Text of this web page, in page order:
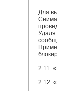
Для
2.11.
2.12.